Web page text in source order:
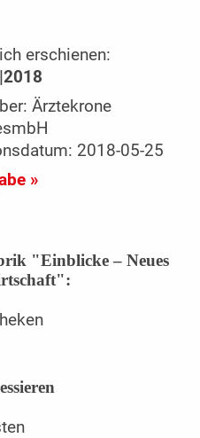
erschienen:
Ärztekrone
2018-05-25
»
"Einblicke – Neues